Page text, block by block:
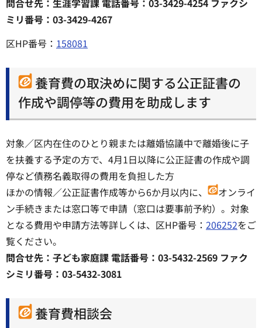
問合せ先：生涯学習課 電話番号：03-3429-4254 ファクシ
ミリ番号：03-3429-4267
区HP番号： 158081
養育費の取決めに関する公正証書の
作成や調停等の費用を助成します
対象／区内在住のひとり親または離婚協議中で離婚後に子
を扶養する予定の方で、4月1日以降に公正証書の作成や調
停など債務名義取得の費用を負担した方
ほかの情報／公正証書作成等から6か月以内に、
オンライ
ン手続きまたは窓口等で申請（窓口は要事前予約）。対象
となる費用や申請方法等詳しくは、区HP番号： 206252をご
覧ください。
問合せ先：子ども家庭課 電話番号：03-5432-2569 ファク
シミリ番号：03-5432-3081
養育費相談会